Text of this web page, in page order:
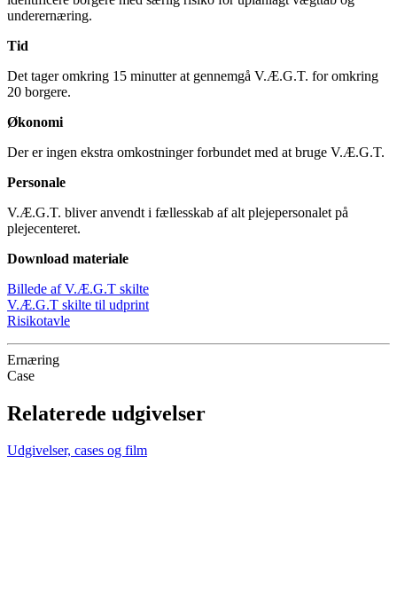
underernæring.
Tid
Det tager omkring 15 minutter at gennemgå V.Æ.G.T. for omkring
20 borgere.
Økonomi
Der er ingen ekstra omkostninger forbundet med at bruge V.Æ.G.T.
Personale
V.Æ.G.T. bliver anvendt i fællesskab af alt plejepersonalet på
plejecenteret.
Download materiale
Billede af V.Æ.G.T skilte
V.Æ.G.T skilte til udprint
Risikotavle
Ernæring
Case
Relaterede udgivelser
Udgivelser, cases og film